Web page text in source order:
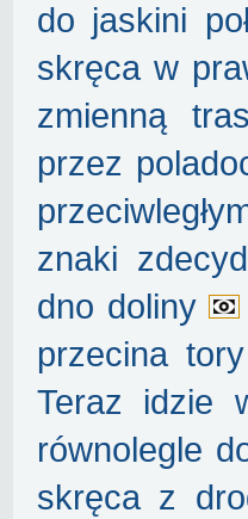
do jaskini
skręca w
zmienną
przez pola
znaki
dno doliny
przecina
Teraz idzie
równolegle
skręca z